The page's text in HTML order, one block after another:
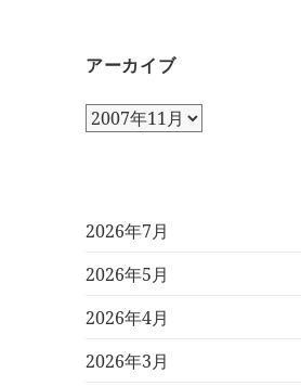
アーカイブ
ア
ブ
2026年7月
2026年5月
2026年4月
2026年3月